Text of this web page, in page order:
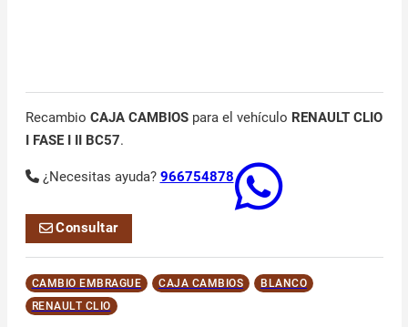
Recambio CAJA CAMBIOSpara el vehículo RENAULT CLIO
I FASE I II BC57.
¿Necesitas ayuda? 966754878
Consultar
CAMBIO EMBRAGUE CAJA CAMBIOS
BLANCO
RENAULT CLIO